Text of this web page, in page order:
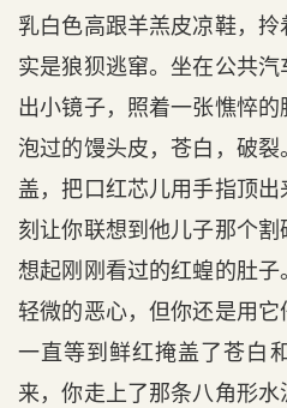
乳白色高跟羊羔皮凉鞋，
实是狼狈逃窜。坐在公共
出小镜子，照着一张憔悴
泡过的馒头皮，苍白，破
盖，把口红芯儿用手指顶
刻让你联想到他儿子那个
想起刚刚看过的红蝗的肚
轻微的恶心，但你还是用它
一直等到鲜红掩盖了苍白
来，你走上了那条八角形